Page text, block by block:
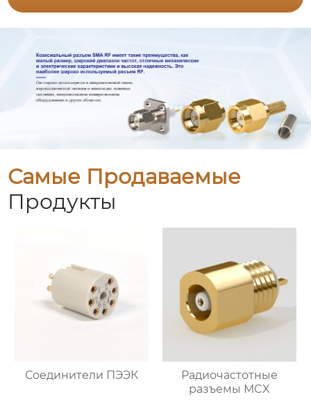
Самые Продаваемые
Продукты
Соединители ПЭЭК
Радиочастотные
разъемы MCX